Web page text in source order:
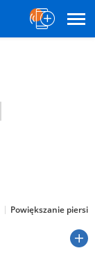
Powiększanie piersi